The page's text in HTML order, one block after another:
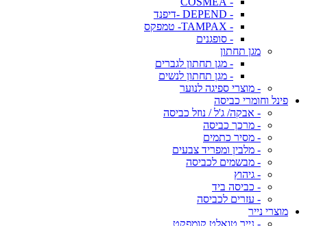
- DEPEND -דיפנד
- TAMPAX- טמפקס
- סופגנים
מגן תחתון
- מגן תחתון לגברים
- מגן תחתון לנשים
- מוצרי ספיגה לנוער
פינל וחומרי כביסה
- אבקה/ ג'ל / נוזל כביסה
- מרכך כביסה
- מסיר כתמים
- מלבין ומפריד צבעים
- מבשמים לכביסה
- גיהוץ
- כביסה ביד
- עזרים לכביסה
מוצרי נייר
- נייר טואלט קומפקט